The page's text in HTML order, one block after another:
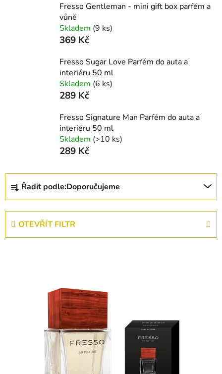
Fresso Gentleman - mini gift box parfém a
vůně
Skladem (9 ks)
369 Kč
Fresso Sugar Love Parfém do auta a
interiéru 50 ml
Skladem (6 ks)
289 Kč
Fresso Signature Man Parfém do auta a
interiéru 50 ml
Skladem (>10 ks)
289 Kč
Ř
z
Řadit podle:Doporučujeme
OTEVŘÍT FILTR